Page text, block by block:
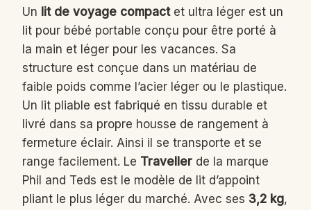
Un lit de voyage compactet ultra léger est un
lit pour bébé portable conçu pour être porté à
la main et léger pour les vacances. Sa
structure est conçue dans un matériau de
faible poids comme l’acier léger ou le plastique.
Un lit pliable est fabriqué en tissu durable et
livré dans sa propre housse de rangement à
fermeture éclair. Ainsi il se transporte et se
range facilement. Le Traveller de la marque
Phil and Teds est le modèle de lit d’appoint
pliant le plus léger du marché. Avec ses 3,2 kg,